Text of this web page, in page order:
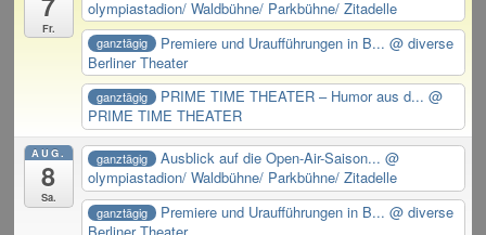
Fr.
olympiastadion/ Waldbühne/ Parkbühne/ Zitadelle
ganztägig Premiere und Uraufführungen in B... @ diverse
Berliner Theater
ganztägig PRIME TIME THEATER – Humor aus d... @
PRIME TIME THEATER
AUG.
8
Sa.
ganztägig Ausblick auf die Open-Air-Saison... @
olympiastadion/ Waldbühne/ Parkbühne/ Zitadelle
ganztägig Premiere und Uraufführungen in B... @ diverse